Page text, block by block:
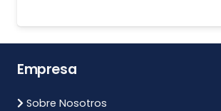
Empresa
Sobre Nosotros